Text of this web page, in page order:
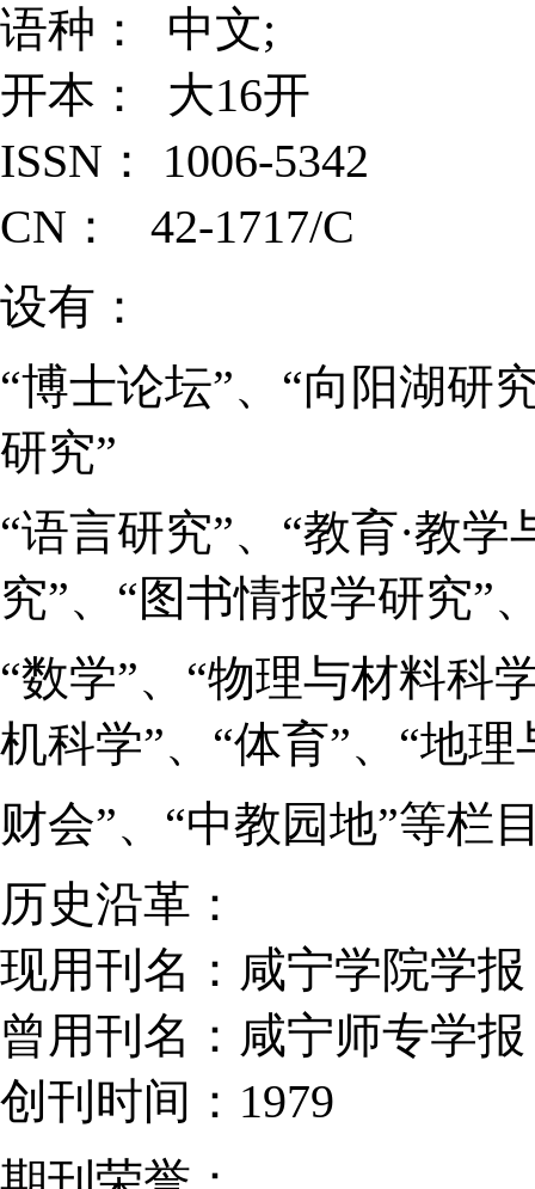
语种： 中文;
开本： 大16开
ISSN： 1006-5342
CN： 42-1717/C
设有：
“博士论坛”、“向阳湖研
研究”
“语言研究”、“教育·教
究”、“图书情报学研究”
“数学”、“物理与材料科
机科学”、“体育”、“地理
财会”、“中教园地”等栏
历史沿革：
现用刊名：咸宁学院学报
曾用刊名：咸宁师专学报
创刊时间：1979